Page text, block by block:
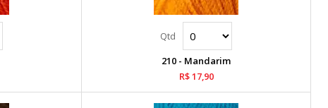
210 - Mandarim
R$ 17,90